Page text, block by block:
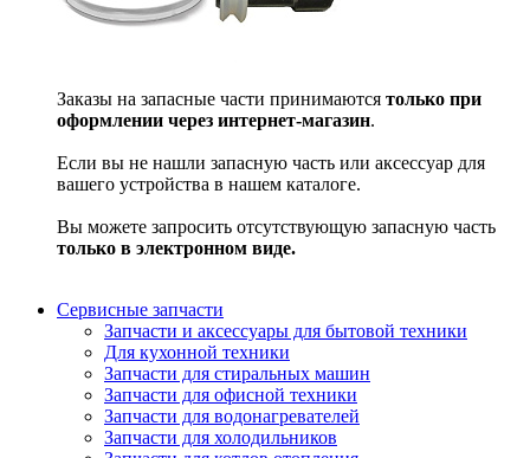
Заказы на запасные части принимаются только при
оформлении через интернет-магазин.
Если вы не нашли запасную часть или аксессуар для
вашего устройства в нашем каталоге.
Вы можете запросить отсутствующую запасную часть
только в электронном виде.
Сервисные запчасти
Запчасти и аксессуары для бытовой техники
Для кухонной техники
Запчасти для стиральных машин
Запчасти для офисной техники
Запчасти для водонагревателей
Запчасти для холодильников